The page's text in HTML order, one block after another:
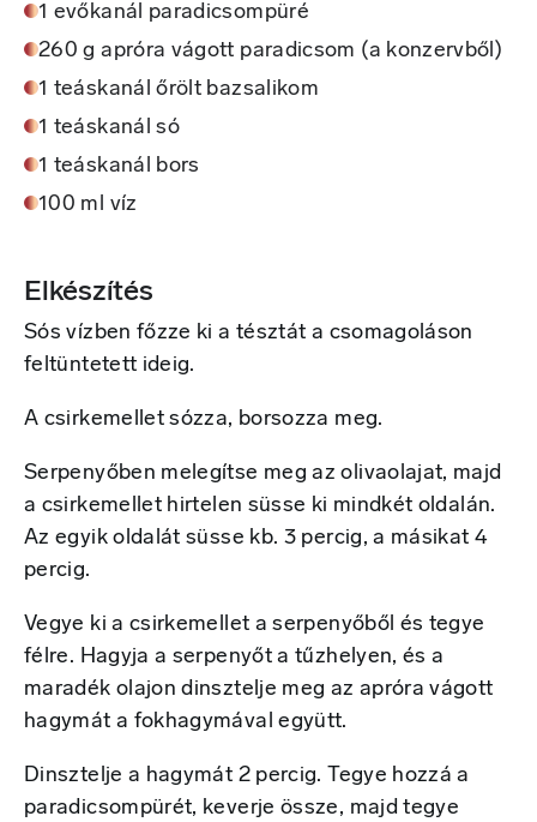
1 evőkanál paradicsompüré
260 g apróra vágott paradicsom (a konzervből)
1 teáskanál őrölt bazsalikom
1 teáskanál só
1 teáskanál bors
100 ml víz
Elkészítés
Sós vízben főzze ki a tésztát a csomagoláson
feltüntetett ideig.
A csirkemellet sózza, borsozza meg.
Serpenyőben melegítse meg az olivaolajat, majd
a csirkemellet hirtelen süsse ki mindkét oldalán.
Az egyik oldalát süsse kb. 3 percig, a másikat 4
percig.
Vegye ki a csirkemellet a serpenyőből és tegye
félre. Hagyja a serpenyőt a tűzhelyen, és a
maradék olajon dinsztelje meg az apróra vágott
hagymát a fokhagymával együtt.
Dinsztelje a hagymát 2 percig. Tegye hozzá a
paradicsompürét, keverje össze, majd tegye